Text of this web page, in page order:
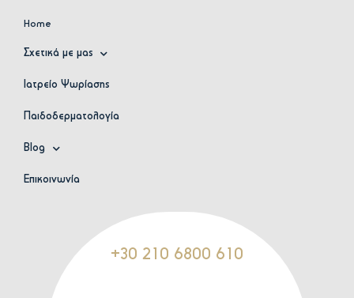
Home
Σχετικά με μας
Ιατρείο Ψωρίασης
Παιδοδερματολογία
Blog
Επικοινωνία
+30 210 6800 610